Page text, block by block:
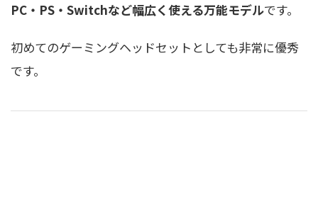
PC・PS・Switchなど幅広く使える万能モデルです。
初めてのゲーミングヘッドセットとしても非常に優秀
です。